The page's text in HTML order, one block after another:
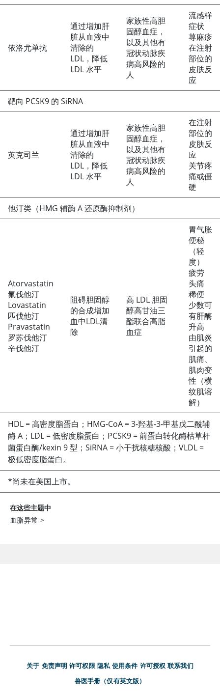
依洛尤单抗
通过增加肝
脏从血液中
清除的
LDL，降低
LDL 水平
家族性高胆
固醇血症，
以及其他有
冠状动脉疾
病高风险的
人
流感样
症状
荨麻疹
在注射
部位的
皮肤反
应
靶向 PCSK9 的 SiRNA
英克司兰
通过增加肝
脏从血液中
清除的
LDL，降低
LDL 水平
家族性高胆
固醇血症，
以及其他有
冠状动脉疾
病高风险的
人
在注射
部位的
皮肤反
应
关节疼
痛或僵
硬
他汀类（HMG 辅酶 A 还原酶抑制剂）
Atorvastatin
氟伐他汀
Lovastatin
匹伐他汀
Pravastatin
罗苏伐他汀
辛伐他汀
阻碍胆固醇
的合成增加
血中LDL清
除
高 LDL 胆固
醇高甘油三
酯联合高脂
血症
胃气胀
便秘
（轻
度）
疲劳
头痛
稀便
少数可
有肝酶
升高
由肌炎
引起的
肌痛、
肌肉变
性（横
纹肌溶
解）
HDL = 高密度脂蛋白；HMG-CoA = 3-羟基-3-甲基戊二酰辅
酶 A；LDL = 低密度脂蛋白；PCSK9 = 前蛋白转化酶枯草杆
菌蛋白酶/kexin 9 型；SiRNA = 小干扰核糖核酸；VLDL =
极低密度脂蛋白。
*尚未在美国上市。
在这些主题中
血脂异常 >
关于 免责声明 许可权限 隐私 使用条件 许可授权 联系我们
兽医手册（仅有英文版）